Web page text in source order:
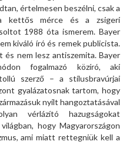
értelmesen beszélni, csak a
kettős mérce és a zsigeri
1988 óta ismerem. Bayer
kiváló író és remek publicista.
nem lesz antiszemita. Bayer
fogalmazó közíró, aki
szerző – a stílusbravúrjai
gyalázatosnak tartom, hogy
nyílt hangoztatásával
vérlázító hazugságokat
hogy Magyarországon
ami miatt rettegniük kell a